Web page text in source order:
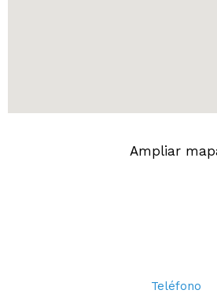
Ampliar
Teléfono